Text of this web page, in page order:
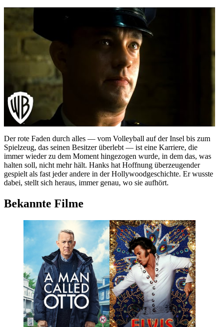
Der rote Faden durch alles — vom Volleyball auf der Insel bis zum
Spielzeug, das seinen Besitzer überlebt — ist eine Karriere, die
immer wieder zu dem Moment hingezogen wurde, in dem das, was
halten soll, nicht mehr hält. Hanks hat Hoffnung überzeugender
gespielt als fast jeder andere in der Hollywoodgeschichte. Er wusste
dabei, stellt sich heraus, immer genau, wo sie aufhört.
Bekannte Filme